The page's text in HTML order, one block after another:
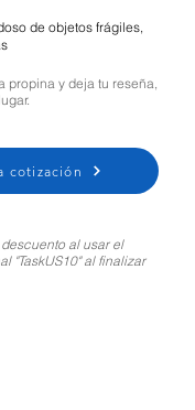
de objetos frágiles,
propina y deja tu reseña,
cotización
al usar el
"TaskUS10" al finalizar